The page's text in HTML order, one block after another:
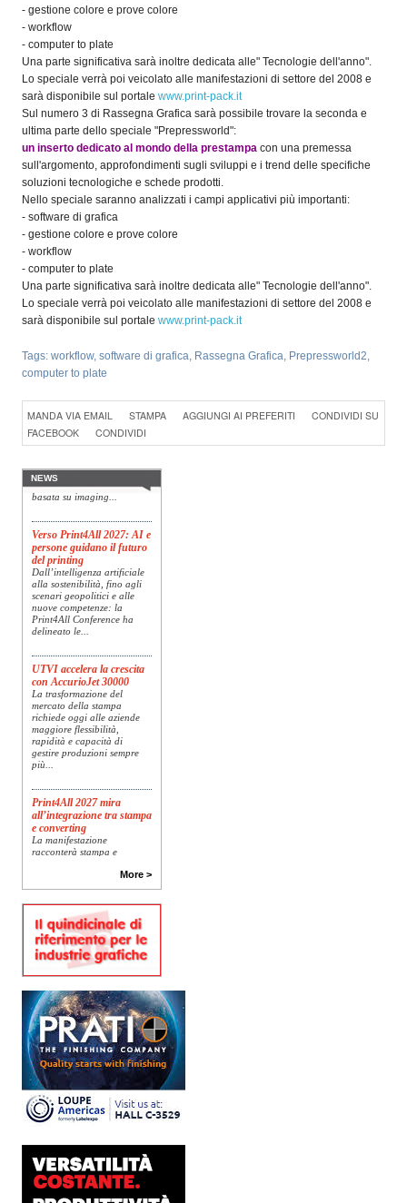
- gestione colore e prove colore
- workflow
- computer to plate
Una parte significativa sarà inoltre dedicata alle" Tecnologie dell'anno".
Lo speciale verrà poi veicolato alle manifestazioni di settore del 2008 e
sarà disponibile sul portale www.print-pack.it
Sul numero 3 di Rassegna Grafica sarà possibile trovare la seconda e
ultima parte dello speciale "Prepressworld":
un inserto dedicato al mondo della prestampa con una premessa
sull'argomento, approfondimenti sugli sviluppi e i trend delle specifiche
soluzioni tecnologiche e schede prodotti.
Nello speciale saranno analizzati i campi applicativi più importanti:
- software di grafica
- gestione colore e prove colore
- workflow
- computer to plate
Una parte significativa sarà inoltre dedicata alle" Tecnologie dell'anno".
Lo speciale verrà poi veicolato alle manifestazioni di settore del 2008 e
sarà disponibile sul portale www.print-pack.it
Tags: workflow, software di grafica Rassegna Grafica Prepressworld2
computer to plate
MANDA VIA EMAIL STAMPA AGGIUNGI AI PREFERITI
CONDIVIDI SU
FACEBOOK
CONDIVIDI
NEWS
Specim RETEX
Konica Minolta, realtà di
riferimento a livello globale
presenta Specim RETEX,
una soluzione completa
basata su imaging...
Verso Print4All 2027: AI e
persone guidano il futuro
del printing
Dall’intelligenza artificiale
alla sostenibilità, fino agli
scenari geopolitici e alle
nuove competenze: la
Print4All Conference ha
delineato le...
UTVI accelera la crescita
con AccurioJet 30000
La trasformazione del
mercato della stampa
richiede oggi alle aziende
maggiore flessibilità,
rapidità e capacità di
gestire produzioni sempre
più...
Print4All 2027 mira
all’integrazione tra stampa
e converting
La manifestazione
racconterà stampa e
converting a 360 gradi: dal
package printing alle
Una...
Platinum Technologies
presenta SIGNATURE
sviluppo e analisi
approfondita delle reali
esigenze produttive del
mercato, Platinum
Technologies, centro
europeo di ricerca e...
Polyedra diventa un
marchio europeo: nasce
Polyedra Distribution
Group
brand Polyedra per
identificare l’attività di
distribuzione in Italia,
Spagna, Francia e...
More >